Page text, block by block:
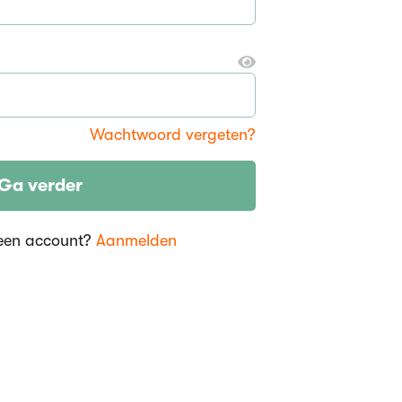
Wachtwoord vergeten?
verder
account? Aanmelden